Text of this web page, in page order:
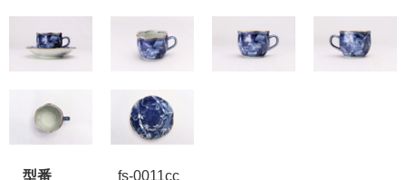
型番 fs-0011cc